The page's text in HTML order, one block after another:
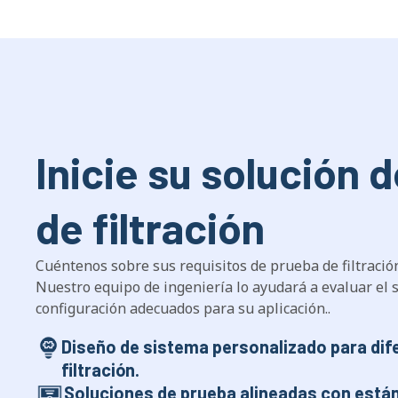
Inicie su solución
de filtración
Cuéntenos sobre sus requisitos de prueba de
Nuestro equipo de ingeniería lo ayudará a evaluar el
configuración adecuados para su aplicación..
Diseño de sistema personalizado para
filtración.
Soluciones de prueba alineadas con